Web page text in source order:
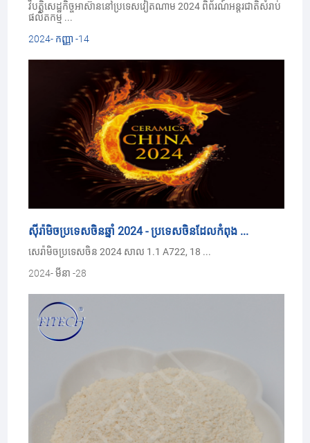
វិបត្តិសេដ្ឋកិច្ចអាស៊ាននៅប្រទេសវៀតណាម 2024 ពិព័រណ៍អន្ដរជាតិសំរាប់
ផលិតកម្ម ...
2024- កញ្ញា -14
ស៊ីរ៉ាមិចប្រទេសចិនឆ្នាំ 2024 - ប្រទេសចិនដែលកំពុង ...
សេរ៉ាមិចប្រទេសចិន 2024 សាល 1.1 A722, 18 ...
2024- មីនា -28